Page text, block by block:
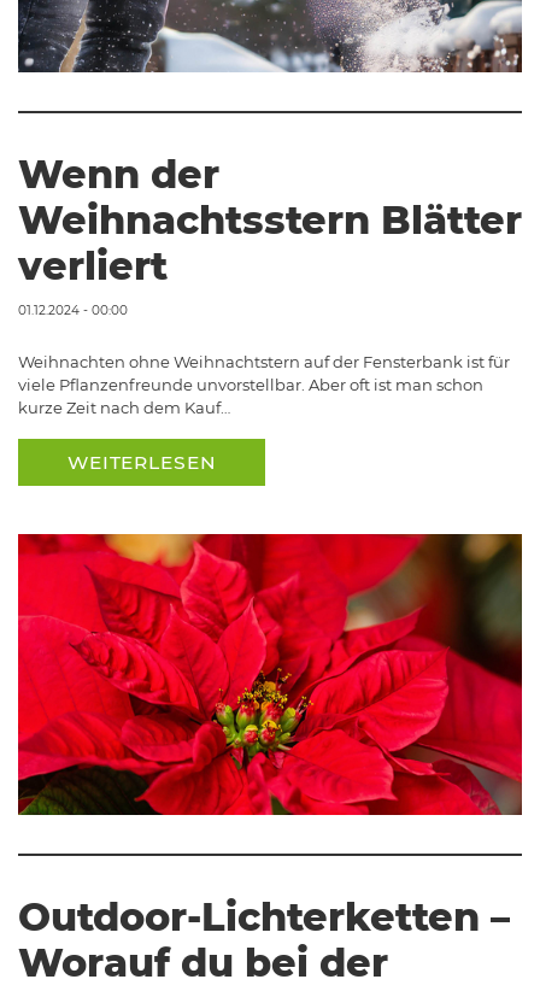
Wenn der
Weihnachtsstern Blätter
verliert
01.12.2024 - 00:00
Weihnachten ohne Weihnachtstern auf der Fensterbank ist für
viele Pflanzenfreunde unvorstellbar. Aber oft ist man schon
kurze Zeit nach dem Kauf…
WEITERLESEN
Outdoor-Lichterketten –
Worauf du bei der